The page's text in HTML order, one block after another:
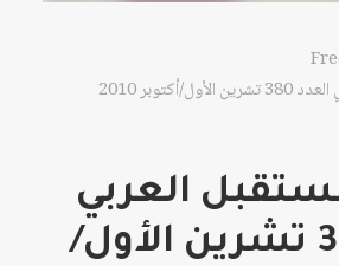
2010
العربي
العدد 380 تشرين الأول/